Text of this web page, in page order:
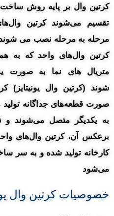
کرتین وال بر پایه روش
تقسیم می‌شوند کرتین
مرحله به مرحله نصب می
کرتین وال‌های واحد که به
متریال های نما به صورت
شوند (کرتین وال یونیتایز)
صورت قطعه‌های جداگانه
به یکدیگر متصل می‌شوند و
برعکس آن، کرتین وال‌های
کارخانه تولید شده و به سر
می‌شود
خصوصیات کرتین وال